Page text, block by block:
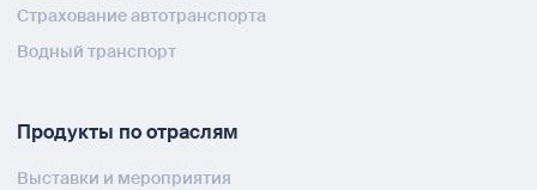
Страхование автотранспорта
Водный транспорт
Продукты по отраслям
Выставки и мероприятия